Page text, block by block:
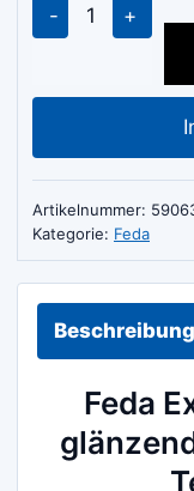
Feda
Expert
55
Boden
-
Fliesen,
Terrakotta
1L
Menge
Artikelnummer:
Kategorie: Feda
Beschreibung
Feda